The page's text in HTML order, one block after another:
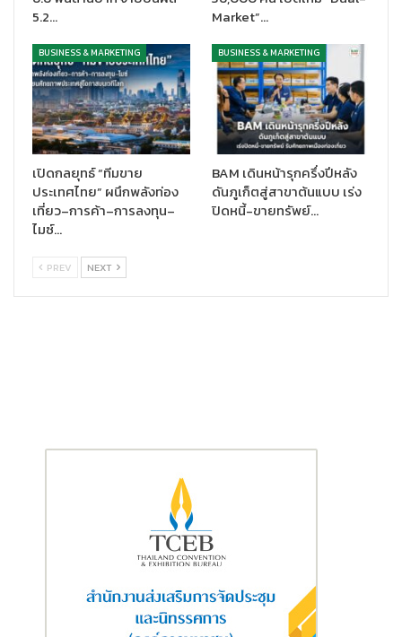
5.2…
Market”…
BUSINESS & MARKETING
เปิดกลยุทธ์ “ทีมขาย
ประเทศไทย” ผนึกพลังท่อง
เที่ยว–การค้า–การลงทุน–
ไมซ์…
BUSINESS & MARKETING
BAM เดินหน้ารุกครึ่งปีหลัง
ดันภูเก็ตสู่สาขาต้นแบบ เร่ง
ปิดหนี้-ขายทรัพย์…
PREV NEXT